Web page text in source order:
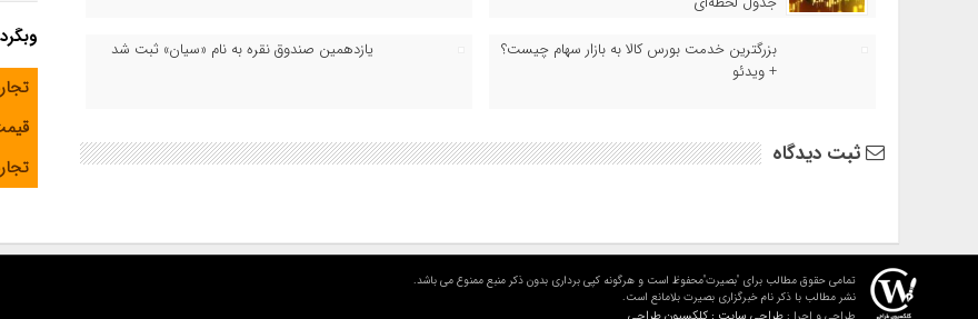
بزرگترین خدمت بورس کالا به بازار سهام چیست؟
+ ویدئو
یازدهمین صندوق نقره به نام «سیان» ثبت شد
ثبت دیدگاه
تمامی حقوق مطالب برای "بصیرت"محفوظ است و هرگونه کپی برداری بدون ذکر منبع ممنوع می باشد.
نشر مطالب با ذکر نام خبرگزاری بصیرت بلامانع است.